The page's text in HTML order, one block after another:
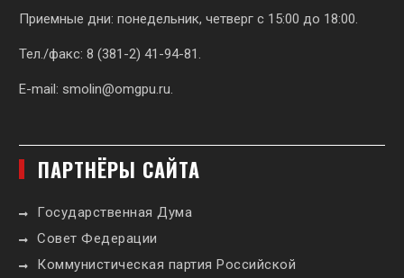
Приемные дни: понедельник, четверг с 15:00 до 18:00.
Тел./факс: 8 (381-2) 41-94-81.
E-mail: smolin@omgpu.ru
ПАРТНЁРЫ САЙТА
Государственная Дума
Совет Федерации
Коммунистическая партия Российской